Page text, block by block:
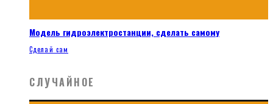
Модель гидроэлектростанции, сделать самому
Сделай сам
СЛУЧАЙНОЕ